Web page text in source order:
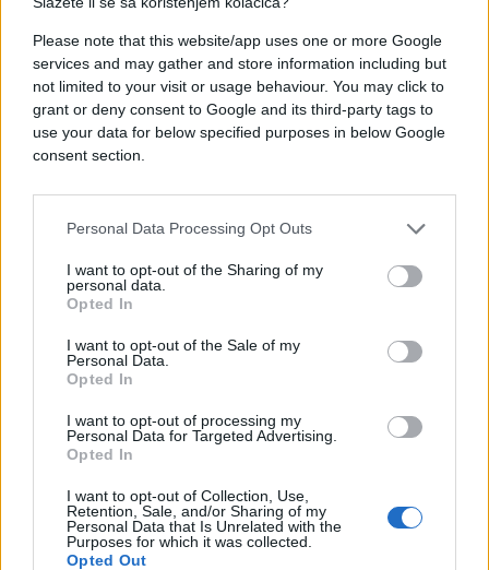
Please note that this website/app uses one or more Google
services and may gather and store information including but
not limited to your visit or usage behaviour. You may click to
grant or deny consent to Google and its third-party tags to
use your data for below specified purposes in below Google
consent section.
Personal Data Processing Opt Outs
I want to opt-out of the Sharing of my
personal data.
Opted In
I want to opt-out of the Sale of my
Personal Data.
Opted In
I want to opt-out of processing my
Personal Data for Targeted Advertising.
Opted In
I want to opt-out of Collection, Use,
Retention, Sale, and/or Sharing of my
Personal Data that Is Unrelated with the
Purposes for which it was collected.
Opted Out
S druge strane, nedavni internacionalni događaji
učinili su da osobe anketirane u Rusiji i Egiptu daju
znatno niže ocjene za globalni mir i sigurnost SAD-
Njemačka je također zabilježila visoke ocjene kada
Simon Anholt, nezavisni savjetnik koji je
učestvovao u stvaranju izvještaja.
U Top 5 ušle su Ujedinjeno Kraljevstvo, Francuska,
te Kanada, koja, iznenađujuće, po ovom i sličnim
istraživanjima često gleda u leđa južnome susjedu.